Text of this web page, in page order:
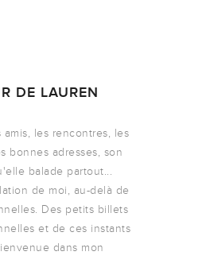
DE LAUREN
amis, les rencontres, les
bonnes adresses, son
balade partout...
de moi, au-delà de
Des petits billets
et de ces instants
dans mon